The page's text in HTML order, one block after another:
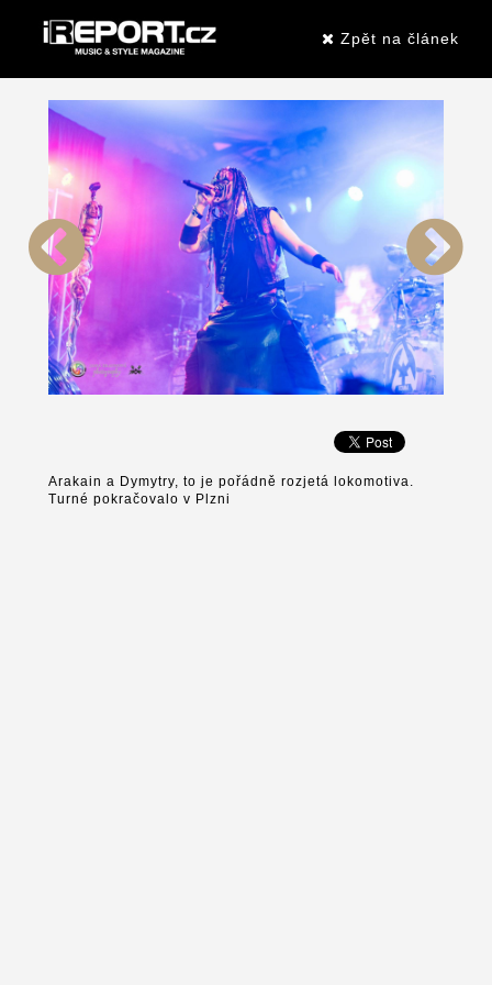
Zpět na článek
Arakain a Dymytry, to je pořádně rozjetá lokomotiva.
Turné pokračovalo v Plzni